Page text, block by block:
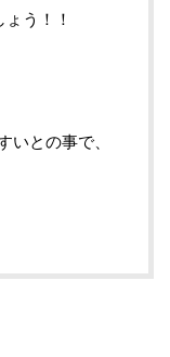
う！！
いとの事で、